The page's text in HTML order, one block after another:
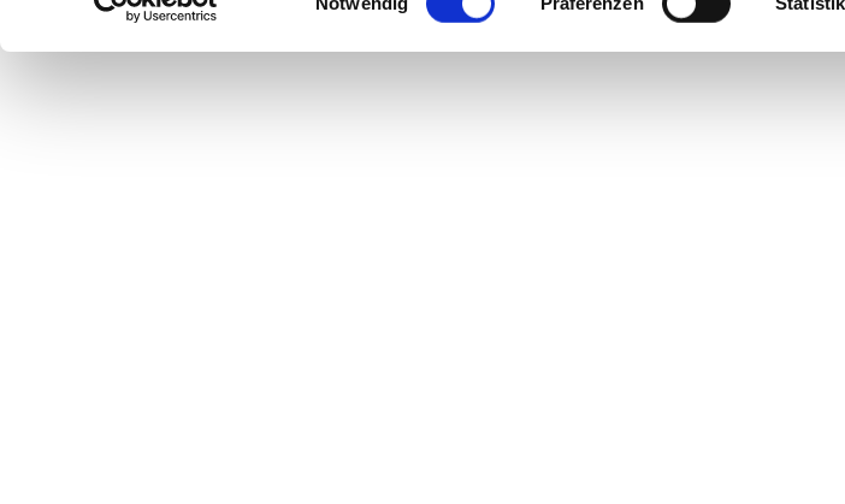
Erfahren Sie mehr darüber, wie Ihre persönlichen Daten
Präferenzen imAbschnitt Einzelheitenfest.